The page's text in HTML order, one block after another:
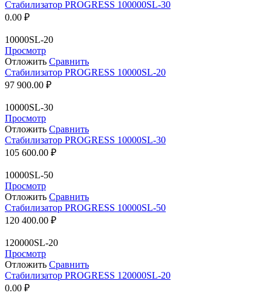
Стабилизатор PROGRESS 100000SL-30
0.00 ₽
10000SL-20
Просмотр
Отложить Сравнить
Стабилизатор PROGRESS 10000SL-20
97 900.00 ₽
10000SL-30
Просмотр
Отложить Сравнить
Стабилизатор PROGRESS 10000SL-30
105 600.00 ₽
10000SL-50
Просмотр
Отложить Сравнить
Стабилизатор PROGRESS 10000SL-50
120 400.00 ₽
120000SL-20
Просмотр
Отложить Сравнить
Стабилизатор PROGRESS 120000SL-20
0.00 ₽